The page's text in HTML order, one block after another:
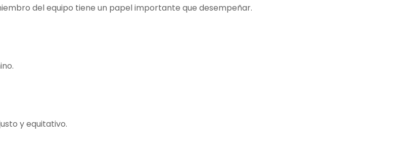
del equipo tiene un papel importante que desempeñar.
y equitativo.